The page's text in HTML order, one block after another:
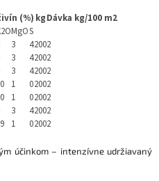
(%) kgDávka kg/100 m2
MgOS
3 42002
3 42002
3 42002
1 02002
1 02002
3 42002
1 02002
účinkom – intenzívne udržiavaný